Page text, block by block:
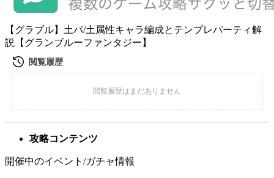
【グラブル】土パ/土属性キャラ編成とテンプレパーティ解
説【グランブルーファンタジー】
攻略コンテンツ
開催中のイベント/ガチャ情報